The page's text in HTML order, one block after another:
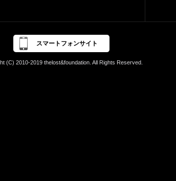
スマートフォンサイト
(C) 2010-2019 thelost&foundation. All Rights Reserved.